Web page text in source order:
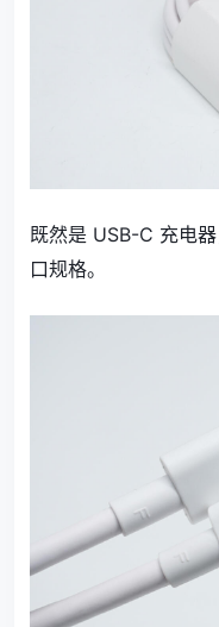
既然是 USB-C 充电
口规格。